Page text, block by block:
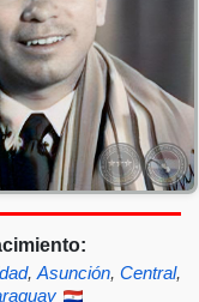
, Asunción, Central,